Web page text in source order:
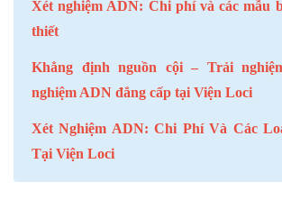
Xét nghiệm ADN: Chi phí và các mẫu
thiết
Khẳng định nguồn cội – Trải
nghiệm ADN đẳng cấp tại Viện Loci
Xét Nghiệm ADN: Chi Phí Và Các
Tại Viện Loci